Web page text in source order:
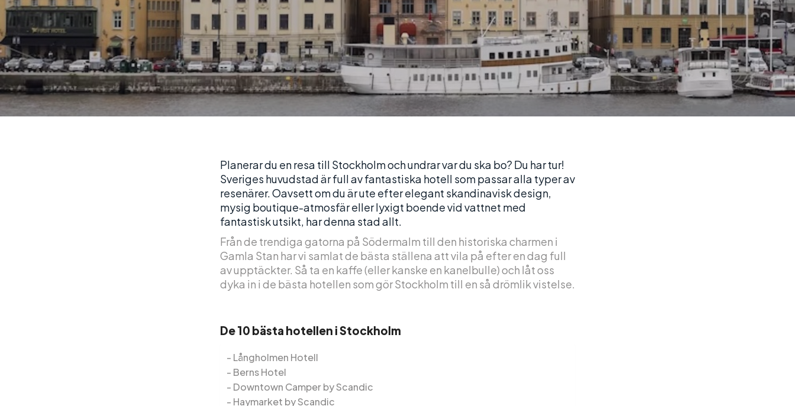
Planerar du en resa till Stockholm och undrar var du ska bo? Du har tur!
Sveriges huvudstad är full av fantastiska hotell som passar alla typer av
resenärer. Oavsett om du är ute efter elegant skandinavisk design,
mysig boutique-atmosfär eller lyxigt boende vid vattnet med
fantastisk utsikt, har denna stad allt.
Från de trendiga gatorna på Södermalm till den historiska charmen i
Gamla Stan har vi samlat de bästa ställena att vila på efter en dag full
av upptäckter. Så ta en kaffe (eller kanske en kanelbulle) och låt oss
dyka in i de bästa hotellen som gör Stockholm till en så drömlik vistelse.
De 10 bästa hotellen i Stockholm
Långholmen Hotell
Berns Hotel
Downtown Camper by Scandic
Haymarket by Scandic